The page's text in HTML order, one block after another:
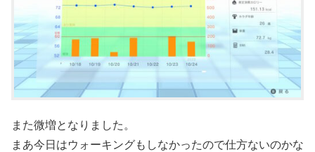
また微増となりました。
まあ今日はウォーキングもしなかったので仕方ないのかな